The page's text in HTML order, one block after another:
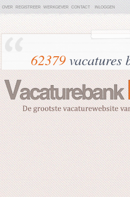
OVER REGISTREER WERKGEVER CONTACT INLOGGEN
62379vacatures